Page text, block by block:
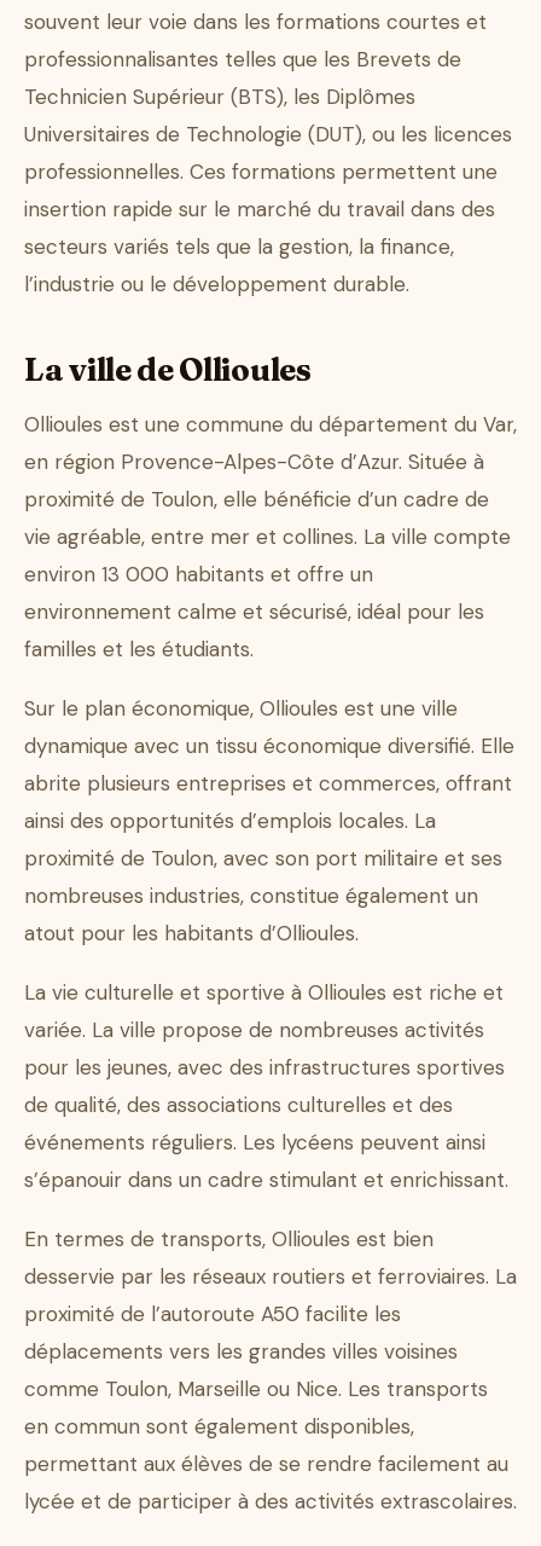
souvent leur voie dans les formations courtes et
professionnalisantes telles que les Brevets de
Technicien Supérieur (BTS), les Diplômes
Universitaires de Technologie (DUT), ou les licences
professionnelles. Ces formations permettent une
insertion rapide sur le marché du travail dans des
secteurs variés tels que la gestion, la finance,
l’industrie ou le développement durable.
La ville de Ollioules
Ollioules est une commune du département du Var,
en région Provence-Alpes-Côte d’Azur. Située à
proximité de Toulon, elle bénéficie d’un cadre de
vie agréable, entre mer et collines. La ville compte
environ 13 000 habitants et offre un
environnement calme et sécurisé, idéal pour les
familles et les étudiants.
Sur le plan économique, Ollioules est une ville
dynamique avec un tissu économique diversifié. Elle
abrite plusieurs entreprises et commerces, offrant
ainsi des opportunités d’emplois locales. La
proximité de Toulon, avec son port militaire et ses
nombreuses industries, constitue également un
atout pour les habitants d’Ollioules.
La vie culturelle et sportive à Ollioules est riche et
variée. La ville propose de nombreuses activités
pour les jeunes, avec des infrastructures sportives
de qualité, des associations culturelles et des
événements réguliers. Les lycéens peuvent ainsi
s’épanouir dans un cadre stimulant et enrichissant.
En termes de transports, Ollioules est bien
desservie par les réseaux routiers et ferroviaires. La
proximité de l’autoroute A50 facilite les
déplacements vers les grandes villes voisines
comme Toulon, Marseille ou Nice. Les transports
en commun sont également disponibles,
permettant aux élèves de se rendre facilement au
lycée et de participer à des activités extrascolaires.